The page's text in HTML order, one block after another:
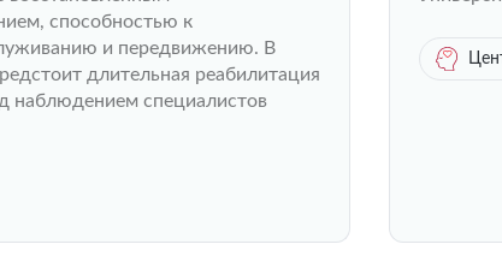
способностью к
и передвижению. В
длительная реабилитация
наблюдением специалистов